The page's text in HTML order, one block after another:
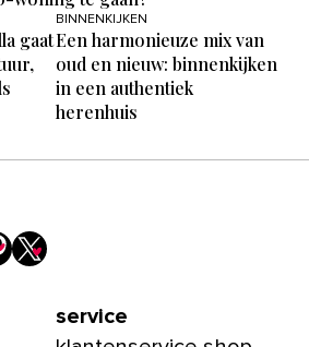
gaat
BINNENKIJKEN
Een harmonieuze mix van
oud en nieuw: binnenkijken
in een authentiek
herenhuis
service